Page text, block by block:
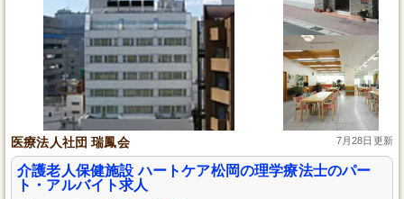
医療法人社団 瑞鳳会 7月28日更新
介護老人保健施設 ハートケア松岡の理学療法士のパー
ト・アルバイト求人